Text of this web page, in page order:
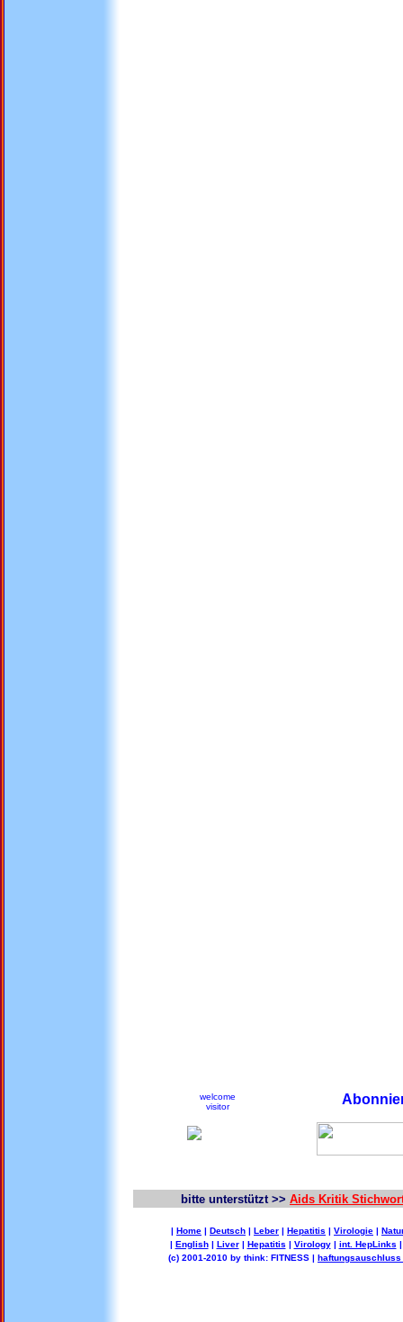
welcome
visitor
bitte unterstützt >> Aids Kritik
| Home | Deutsch | Leber | Hepatitis | Virologie |
| English| Liver| Hepatitis | Virology| int. HepLinks
(c) 2001-2010 by think: FITNESS |